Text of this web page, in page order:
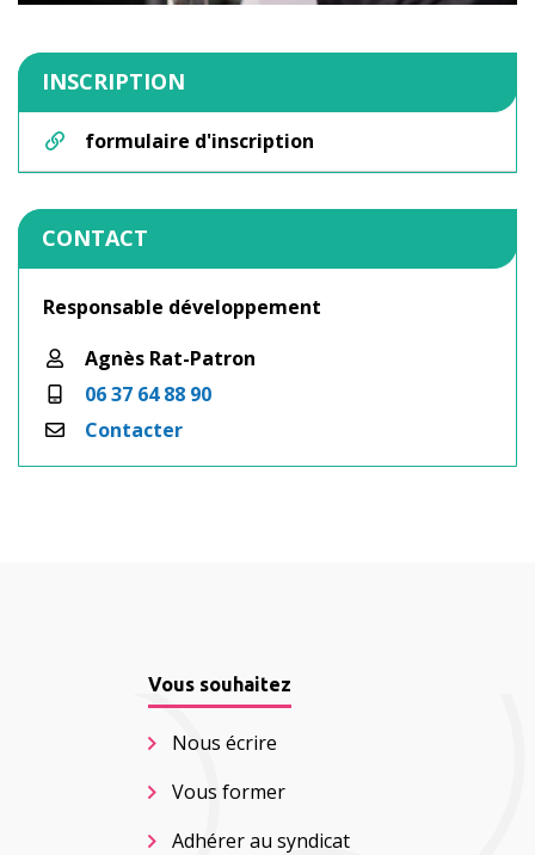
INSCRIPTION
formulaire d'inscription
CONTACT
Responsable développement
Agnès Rat-Patron
06 37 64 88 90
Contacter
Vous souhaitez
Nous écrire
Vous former
Adhérer au syndicat